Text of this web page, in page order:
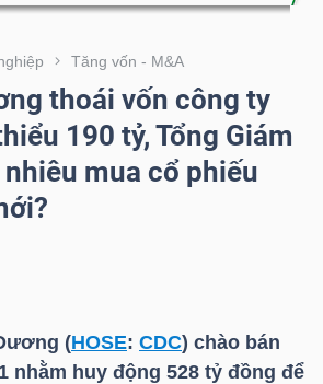
Tăng vốn - M&A
thoái vốn công ty
190 tỷ, Tổng Giám
mua cổ phiếu
(HOSE: CDC) chào bán
nhằm huy động 528 tỷ đồng để